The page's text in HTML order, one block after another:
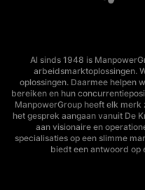
Al sinds 1948 is
arbeidsmarktoplossingen.
oplossingen. Daarmee helpen
bereiken en hun
ManpowerGroup heeft elk
het gesprek aangaan vanuit De
aan visionaire en
specialisaties op een slimme
biedt een antwoord op